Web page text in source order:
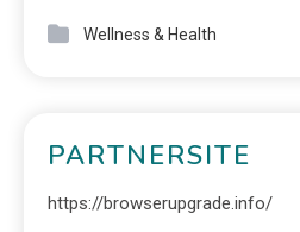
Wellness & Health
PARTNERSITE
https://browserupgrade.info/